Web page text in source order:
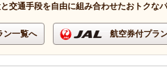
交通手段を自由に組み合わせたおトクな
ン一覧へ 航空券付プラ